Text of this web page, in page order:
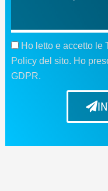
GDPR
Ho letto e accetto le
Policy del sito. Ho
GDPR.